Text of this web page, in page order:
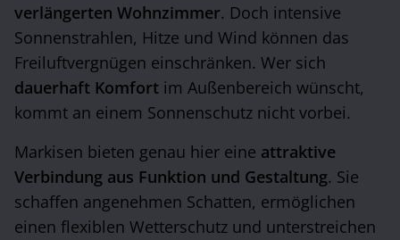
verlängerten Wohnzimmer. Doch intensive
Sonnenstrahlen, Hitze und Wind können das
Freiluftvergnügen einschränken. Wer sich
dauerhaft Komfort im Außenbereich wünscht,
kommt an einem Sonnenschutz nicht vorbei.
Markisen bieten genau hier eine attraktive
Verbindung aus Funktion und Gestaltung. Sie
schaffen angenehmen Schatten, ermöglichen
einen flexiblen Wetterschutz und unterstreichen